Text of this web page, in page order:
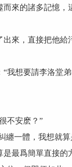
的諸多記憶，
，直接把他給
想要請李洛堂弟
不安麽？”
一體，我想就
最爲簡單直接的